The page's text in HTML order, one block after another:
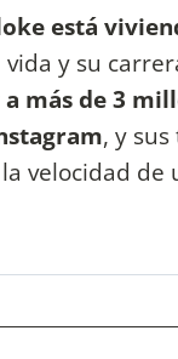
está
vida y su
más de 3
, y
velocidad de